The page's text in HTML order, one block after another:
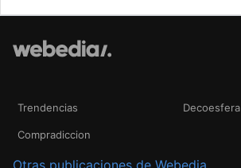
Trendencias Decoesfera
Compradiccion